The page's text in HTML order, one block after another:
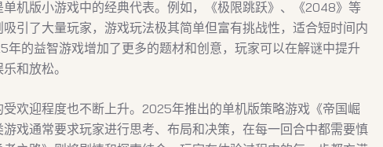
机版小游戏中的经典代表。例如，《极限跳跃》、《2048》等
引了大量玩家，游戏玩法极其简单但富有挑战性，适合短时间内
年的益智游戏增加了更多的题材和创意，玩家可以在解谜中提升
和放松。
欢迎程度也不断上升。2025年推出的单机版策略游戏《帝国崛
戏通常要求玩家进行思考、布局和决策，在每一回合中都需要慎